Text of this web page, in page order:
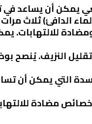
يمكن أن يساعد في
الدافئ) ثلاث مرات
للالتهابات.
النزيف.
التي يمكن أن
مضادة